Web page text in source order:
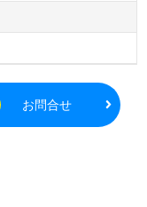
す病院様！◎
します。病院での
制度、先輩職員様
多職種連携体制、
等の手厚い福利厚
お問合せ